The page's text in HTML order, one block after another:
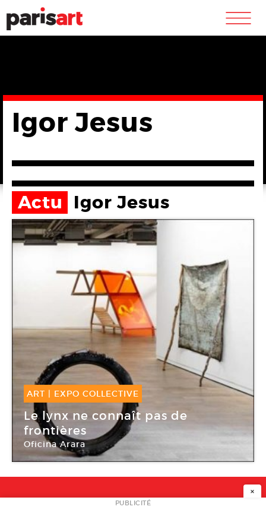
m
Igor Jesus
Actu Igor Jesus
ART | EXPO COLLECTIVE
24 Mar -09 Mai 2015
Le lynx ne connaît pas de
frontières
Oficina Arara
Fondation d’entreprise Ricard
NEWSLETTER
×
PUBLICITÉ